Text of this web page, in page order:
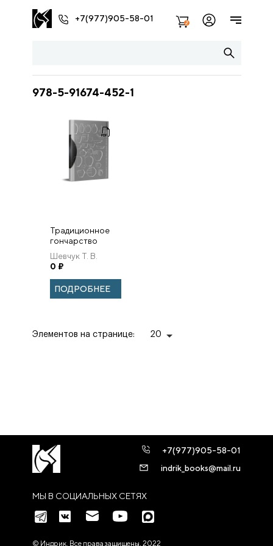
+7(977)905-58-01 2
978-5-91674-452-1
Традиционное
гончарство
Ярославской
области XIX–XX
вв.
Шевчук Т. В.
0 ₽
ПОДРОБНЕЕ
Элементов на странице: 20
МЫ В СОЦИАЛЬНЫХ СЕТЯХ
+7(977)905-58-01
indrik_books@mail.ru
© Индрик. Все права защищены, 2022